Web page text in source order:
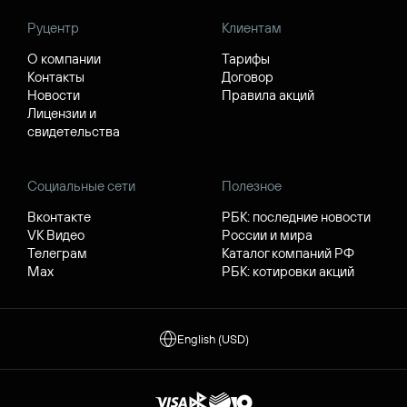
Руцентр
О компании
Контакты
Новости
Лицензии и
свидетельства
Клиентам
Тарифы
Договор
Правила акций
Социальные сети
Вконтакте
VK Видео
Телеграм
Max
Полезное
РБК: последние новости
России и мира
Каталог компаний РФ
РБК: котировки акций
English (USD)